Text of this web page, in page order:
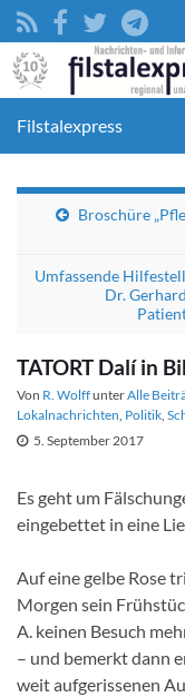
Filstalexpress
Broschüre
Umfassende
Dr.
TATORT Dalí in
Von R. WolffunterAlle
Lokalnachrichten, Politik,
5. September 2017
Es geht um
eingebettet in eine
Auf eine gelbe Rose
Morgen sein
A. keinen Besuch
– und bemerkt dann
weit aufgerissenen